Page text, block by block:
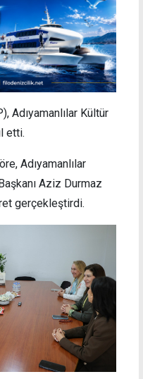
Adıyamanlılar Kültür
etti.
Adıyamanlılar
Aziz Durmaz
gerçekleştirdi.